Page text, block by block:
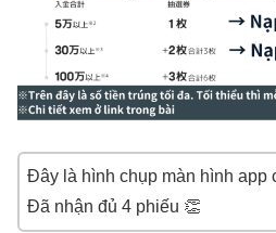
Đây là hình chụp màn hình app
Đã nhận đủ 4 phiếu 👏